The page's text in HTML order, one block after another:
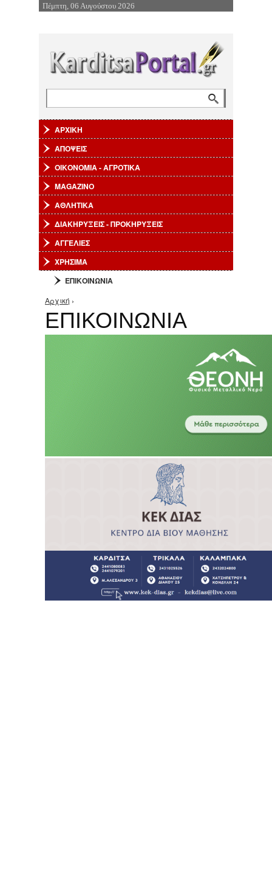
Επιστροφή στην Πλοήγηση
Πέμπτη, 06 Αυγούστου 2026
ΑΡΧΙΚΗ
ΑΠΟΨΕΙΣ
ΟΙΚΟΝΟΜΙΑ - ΑΓΡΟΤΙΚΑ
MAGAZINO
ΑΘΛΗΤΙΚΑ
ΔΙΑΚΗΡΥΞΕΙΣ - ΠΡΟΚΗΡΥΞΕΙΣ
ΑΓΓΕΛΙΕΣ
ΧΡΗΣΙΜΑ
ΕΠΙΚΟΙΝΩΝΙΑ
Είστε εδώ
Αρχική ›
ΕΠΙΚΟΙΝΩΝΙΑ